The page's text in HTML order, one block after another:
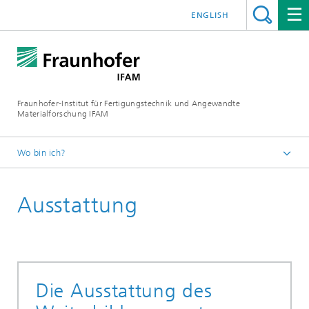
Fraunhofer-Institut für Fertigungstechnik und Angewandte
Materialforschung IFAM
ENGLISH
Wo bin ich?
Faserverbundwerkstoffe
Ausstattung
Die Ausstattung des